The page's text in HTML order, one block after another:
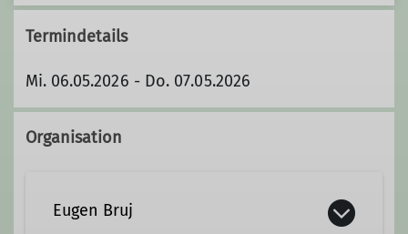
Termindetails
Mi. 06.05.2026 - Do. 07.05.2026
Organisation
Eugen Bruj